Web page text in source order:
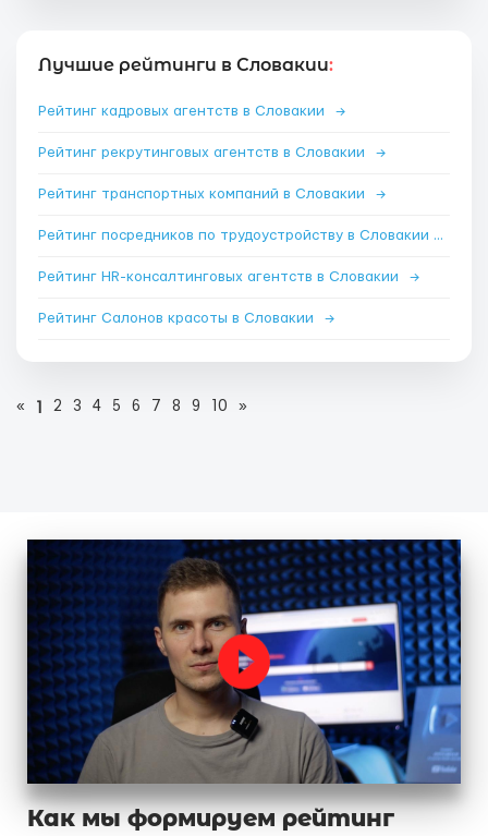
Лучшие рейтинги в Словакии:
Рейтинг кадровых агентств в Словакии →
Рейтинг рекрутинговых агентств в Словакии →
Рейтинг транспортных компаний в Словакии →
Рейтинг посредников по трудоустройству в Словакии→
Рейтинг HR-консалтинговых агентств в Словакии →
Рейтинг Салонов красоты в Словакии →
« 2 3 4 5 6 7 8 9 10 »
Как мы формируем рейтинг